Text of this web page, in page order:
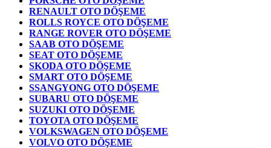
RENAULT OTO DÖŞEME
ROLLS ROYCE OTO DÖŞEME
RANGE ROVER OTO DÖŞEME
SAAB OTO DÖŞEME
SEAT OTO DÖŞEME
SKODA OTO DÖŞEME
SMART OTO DÖŞEME
SSANGYONG OTO DÖŞEME
SUBARU OTO DÖŞEME
SUZUKI OTO DÖŞEME
TOYOTA OTO DÖŞEME
VOLKSWAGEN OTO DÖŞEME
VOLVO OTO DÖŞEME